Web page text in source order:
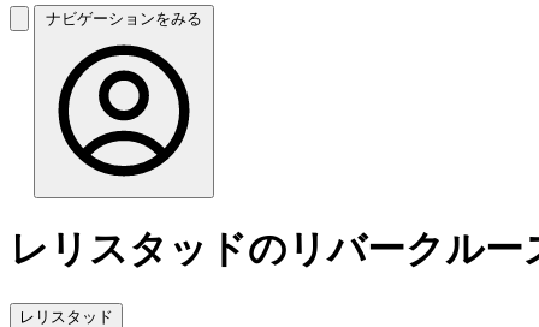
ナビゲーションをみる
レリスタッドのリバークルー
レリスタッド